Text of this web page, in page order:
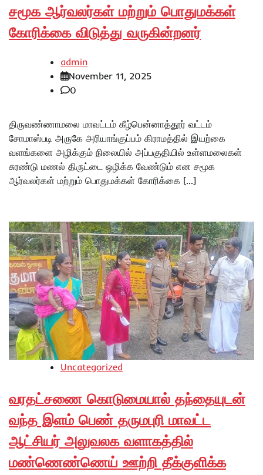
சமூக ஆர்வலர்கள் மற்றும் பொதுமக்கள்
கோரிக்கை விடுத்து வருகின்றனர்
admin
November 11, 2025
0
திருவண்ணாமலை மாவட்டம் கீழ்பென்னாத்தூர் வட்டம்
சோமாஸ்படி அருகே அரியாங்குப்பம் கிராமத்தில் இயற்கை
வளங்களை அழிக்கும் நிலையில் அப்பகுதியில் உள்ளமலைகள்
சுரண்டு மணல் திருட்டை ஒழிக்க வேண்டும் என சமூக
ஆர்வலர்கள் மற்றும் பொதுமக்கள் கோரிக்கை […]
Uncategorized
வரதட்சணை கொடுமையால் தந்தையுடன்
வந்த இளம் பெண் தருமபுரி மாவட்ட
ஆட்சியர் அலுவலக வளாகத்தில்
மண்ணெண்ணெய் ஊற்றி தீக்குளிக்க